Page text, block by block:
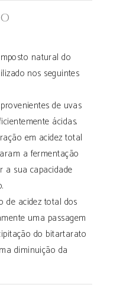
natural do
nos seguintes
de uvas
ácidas.
em acidez total
a fermentação
a sua capacidade
de acidez total dos
uma passagem
do bitartarato
diminuição da